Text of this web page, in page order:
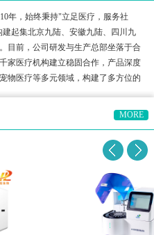
年，始终秉持"立足医疗，服务社
起集北京九陆、安徽九陆、四川九
目前，公司研发与生产总部坐落于合
家医疗机构建立稳固合作，产品深度
物医疗等多元领域，构建了多方位的
MORE